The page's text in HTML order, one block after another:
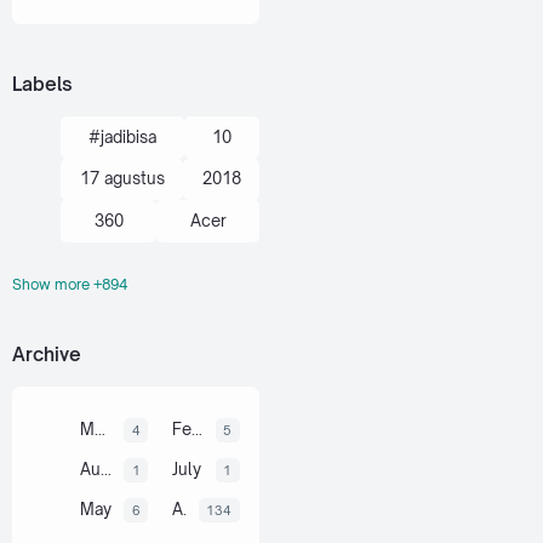
Labels
#jadibisa 10
17 agustus 2018
360 Acer
action kamera
ahli
akhir tahun
akuntansi
Show more +894
Archive
4 February 5
1 July 1
May 6 April 134